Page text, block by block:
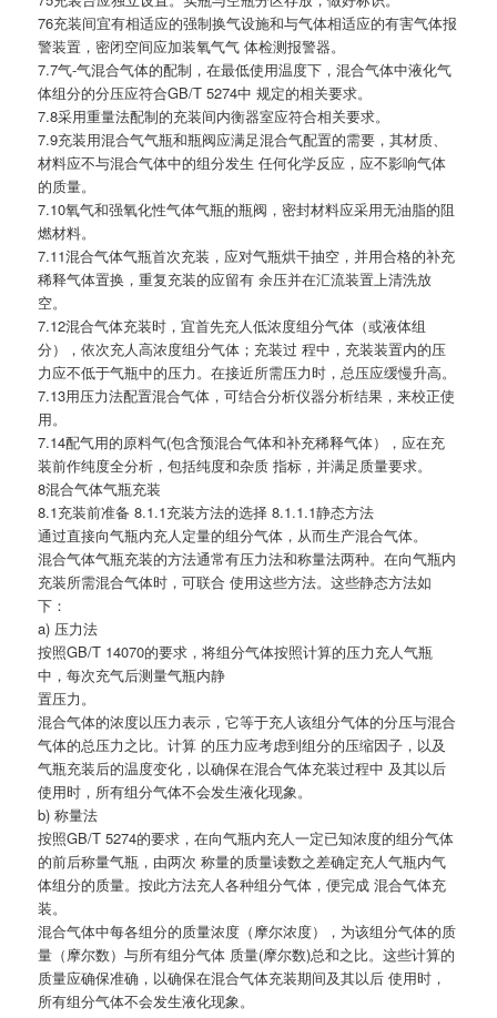
76充装间宜有相适应的强制换气设施和与气体相适应的有害气体报
警装置，密闭空间应加装氧气气 体检测报警器。
7.7气-气混合气体的配制，在最低使用温度下，混合气体中液化气
体组分的分压应符合GB/T 5274中 规定的相关要求。
7.8采用重量法配制的充装间内衡器室应符合相关要求。
7.9充装用混合气气瓶和瓶阀应满足混合气配置的需要，其材质、
材料应不与混合气体中的组分发生 任何化学反应，应不影响气体
的质量。
7.10氧气和强氧化性气体气瓶的瓶阀，密封材料应采用无油脂的阻
燃材料。
7.11混合气体气瓶首次充装，应对气瓶烘干抽空，并用合格的补充
稀释气体置换，重复充装的应留有 余压并在汇流装置上清洗放
空。
7.12混合气体充装时，宜首先充人低浓度组分气体（或液体组
分），依次充人高浓度组分气体；充装过 程中，充装装置内的压
力应不低于气瓶中的压力。在接近所需压力时，总压应缓慢升高。
7.13用压力法配置混合气体，可结合分析仪器分析结果，来校正使
用。
7.14配气用的原料气(包含预混合气体和补充稀释气体），应在充
装前作纯度全分析，包括纯度和杂质 指标，并满足质量要求。
8混合气体气瓶充装
8.1充装前准备 8.1.1充装方法的选择 8.1.1.1静态方法
通过直接向气瓶内充人定量的组分气体，从而生产混合气体。
混合气体气瓶充装的方法通常有压力法和称量法两种。在向气瓶内
充装所需混合气体时，可联合 使用这些方法。这些静态方法如
下：
a) 压力法
按照GB/T 14070的要求，将组分气体按照计算的压力充人气瓶
中，每次充气后测量气瓶内静
置压力。
混合气体的浓度以压力表示，它等于充人该组分气体的分压与混合
气体的总压力之比。计算 的压力应考虑到组分的压缩因子，以及
气瓶充装后的温度变化，以确保在混合气体充装过程中 及其以后
使用时，所有组分气体不会发生液化现象。
b) 称量法
按照GB/T 5274的要求，在向气瓶内充人一定已知浓度的组分气体
的前后称量气瓶，由两次 称量的质量读数之差确定充人气瓶内气
体组分的质量。按此方法充人各种组分气体，便完成 混合气体充
装。
混合气体中每各组分的质量浓度（摩尔浓度），为该组分气体的质
量（摩尔数）与所有组分气体 质量(摩尔数)总和之比。这些计算的
质量应确保准确，以确保在混合气体充装期间及其以后 使用时，
所有组分气体不会发生液化现象。